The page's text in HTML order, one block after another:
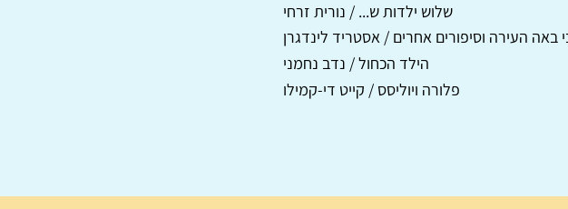
שלוש ילדות ש... / נורית זרחי
באה העירה וסיפורים אחרים / אסטריד לינדגרן
הילד הכחול / נדב נחמני
פלורה ויוליסס / קייט די-קמילו